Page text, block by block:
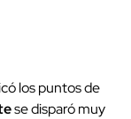
los puntos de
se disparó muy